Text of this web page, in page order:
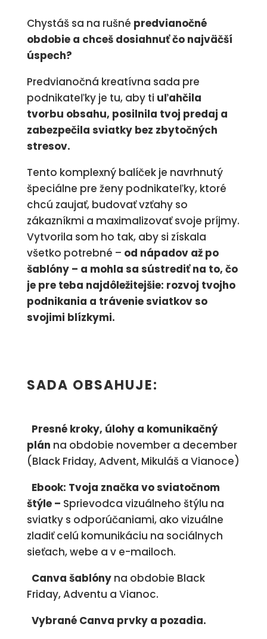
Chystáš sa na rušné predvianočné
obdobie a chceš dosiahnuť čo najväčší
úspech?
Predvianočná kreatívna sada pre
podnikateľky je tu, aby ti uľahčila
tvorbu obsahu, posilnila tvoj predaj a
zabezpečila sviatky bez zbytočných
stresov.
Tento komplexný balíček je navrhnutý
špeciálne pre ženy podnikateľky, ktoré
chcú zaujať, budovať vzťahy so
zákazníkmi a maximalizovať svoje príjmy.
Vytvorila som ho tak, aby si získala
všetko potrebné – od nápadov až po
šablóny – a mohla sa sústrediť na to, čo
je pre teba najdôležitejšie: rozvoj tvojho
podnikania a trávenie sviatkov so
svojimi blízkymi.
SADA OBSAHUJE:
Presné kroky, úlohy a komunikačný
plán na obdobie november a december
(Black Friday, Advent, Mikuláš a Vianoce)
Ebook: Tvoja značka vo sviatočnom
štýle – Sprievodca vizuálneho štýlu na
sviatky s odporúčaniami, ako vizuálne
zladiť celú komunikáciu na sociálnych
sieťach, webe a v e-mailoch.
Canva šablóny na obdobie Black
Friday, Adventu a Vianoc.
Vybrané Canva prvky a pozadia.